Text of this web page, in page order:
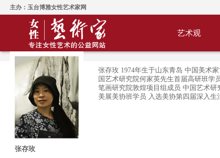
主办：玉台博雅女性艺术家网
艺术观
张存玫
张存玫 1974年生于山东青岛 中国美术
国艺术研究院何家英先生首届高研班学
笔画研究院敦煌项目组成员 中国艺术
美展美协班学员 入选美协第四届深入生